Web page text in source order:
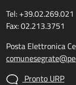
Tel: +39.02.269.021
Fax: 02.213.3751
Posta Elettronica
Pronto URP